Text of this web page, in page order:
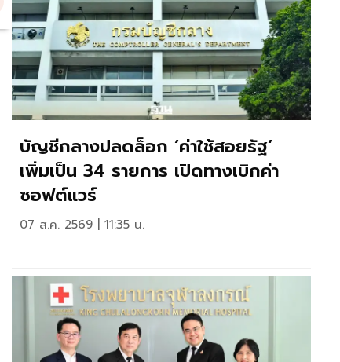
บัญชีกลางปลดล็อก ‘ค่าใช้สอยรัฐ‘
เพิ่มเป็น 34 รายการ เปิดทางเบิกค่า
ซอฟต์แวร์
07 ส.ค. 2569 | 11:35 น.